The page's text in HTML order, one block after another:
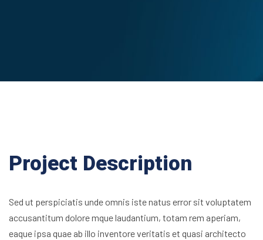
Project Description
Sed ut perspiciatis unde omnis iste natus error sit voluptatem
accusantitum dolore mque laudantium, totam rem aperiam,
eaque ipsa quae ab illo inventore veritatis et quasi architecto